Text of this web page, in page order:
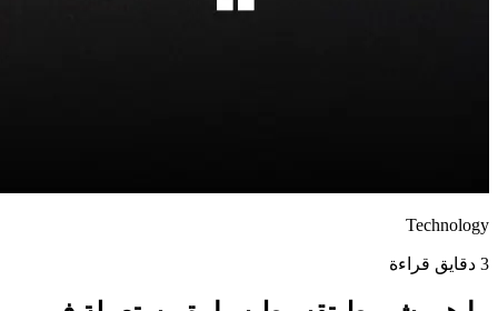
Technology
3 دقايق قراءة